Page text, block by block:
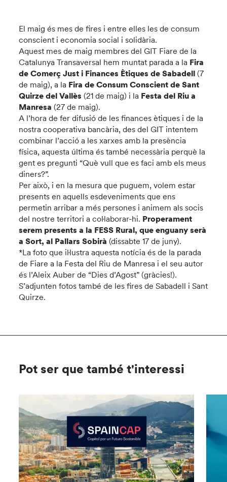
El maig és mes de fires i entre elles les de consum
conscient i economia social i solidària.
Aquest mes de maig membres del GIT Fiare de la
Catalunya Transaversal hem muntat parada a la Fira
de Comerç Just i Finances Ètiques de Sabadell (7
de maig), a la Fira de Consum Conscient de Sant
Quirze del Vallès (21 de maig) i la Festa del Riu a
Manresa (27 de maig).
A l’hora de fer difusió de les finances ètiques i de la
nostra cooperativa bancària, des del GIT intentem
combinar l’acció a les xarxes amb la presència
física, aquesta última és també necessària perquè la
gent es pregunti “Què vull que es faci amb els meus
diners?”.
Per això, i en la mesura que puguem, volem estar
presents en aquells esdeveniments que ens
permetin arribar a més persones i animem als socis
del nostre territori a col·laborar-hi. Properament
serem presents a la FESS Rural, que enguany serà
a Sort, al Pallars Sobirà(dissabte 17 de juny).
*La foto que il·lustra aquesta notícia és de la parada
de Fiare a la Festa del Riu de Manresa i el seu autor
és l’Aleix Auber de “Dies d’Agost” (gràcies!).
S’adjunten fotos també de les fires de Sabadell i Sant
Quirze.
Pot ser que també t'interessi